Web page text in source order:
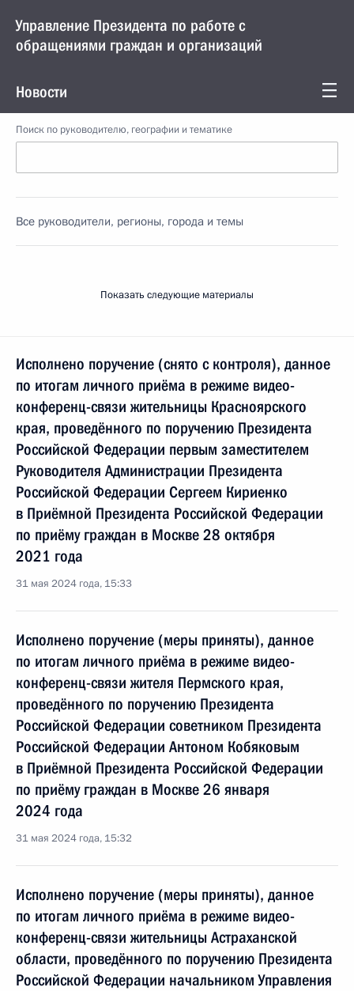
Управление Президента по работе с
обращениями граждан и организаций
Новости
Поиск по руководителю, географии и тематике
Все руководители, регионы, города и темы
Показать следующие материалы
Исполнено поручение (снято с контроля), данное
по итогам личного приёма в режиме видео-
конференц-связи жительницы Красноярского
края, проведённого по поручению Президента
Российской Федерации первым заместителем
Руководителя Администрации Президента
Российской Федерации Сергеем Кириенко
в Приёмной Президента Российской Федерации
по приёму граждан в Москве 28 октября
2021 года
31 мая 2024 года, 15:33
Исполнено поручение (меры приняты), данное
по итогам личного приёма в режиме видео-
конференц-связи жителя Пермского края,
проведённого по поручению Президента
Российской Федерации советником Президента
Российской Федерации Антоном Кобяковым
в Приёмной Президента Российской Федерации
по приёму граждан в Москве 26 января
2024 года
31 мая 2024 года, 15:32
Исполнено поручение (меры приняты), данное
по итогам личного приёма в режиме видео-
конференц-связи жительницы Астраханской
области, проведённого по поручению Президента
Российской Федерации начальником Управления